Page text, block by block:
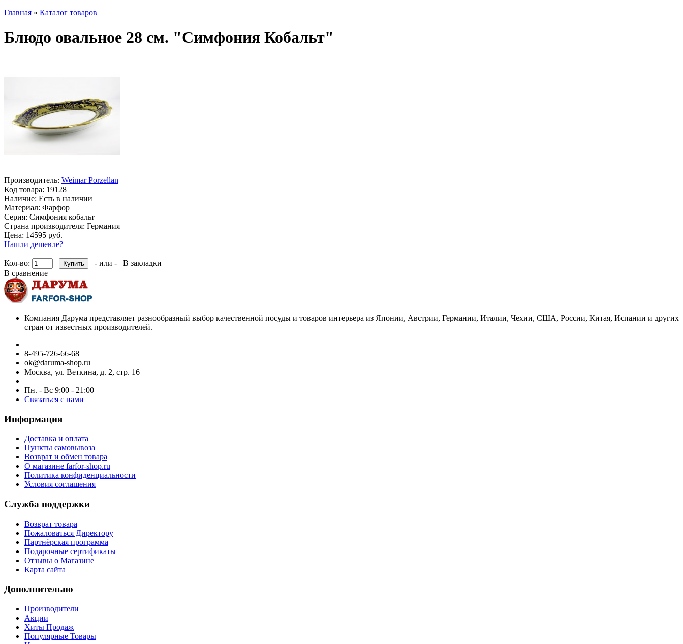
Главная » Каталог товаров
Блюдо овальное 28 см. "Симфония Кобальт"
Производитель: Weimar Porzellan
Код товара: 19128
Наличие: Есть в наличии
Материал: Фарфор
Серия: Симфония кобальт
Страна производителя: Германия
Цена: 14595 руб.
Нашли дешевле?
Кол-во: - или -
В закладки
В сравнение
Компания Дарума представляет разнообразный выбор качественной посуды и товаров интерьера из Японии, Австрии, Германии, Италии, Чехии, США, России, Китая, Испании и других
стран от известных производителей.
8-495-726-66-68
ok@daruma-shop.ru
Москва, ул. Веткина, д. 2, стр. 16
Пн. - Вс 9:00 - 21:00
Связаться с нами
Информация
Доставка и оплата
Пункты самовывоза
Возврат и обмен товара
О магазине farfor-shop.ru
Политика конфиденциальности
Условия соглашения
Служба поддержки
Возврат товара
Пожаловаться Директору
Партнёрская программа
Подарочные сертификаты
Отзывы о Магазине
Карта сайта
Дополнительно
Производители
Акции
Хиты Продаж
Популярные Товары